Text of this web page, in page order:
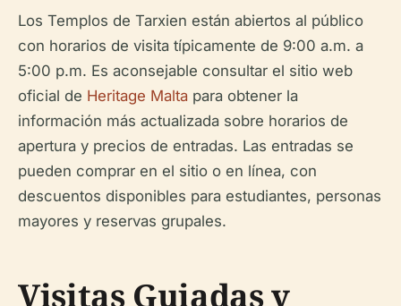
Los Templos de Tarxien están abiertos al público
con horarios de visita típicamente de 9:00 a.m. a
5:00 p.m. Es aconsejable consultar el sitio web
oficial de Heritage Malta para obtener la
información más actualizada sobre horarios de
apertura y precios de entradas. Las entradas se
pueden comprar en el sitio o en línea, con
descuentos disponibles para estudiantes, personas
mayores y reservas grupales.
Visitas Guiadas y